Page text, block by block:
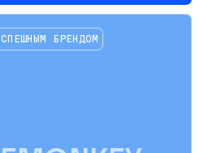
БРЕНДОМ